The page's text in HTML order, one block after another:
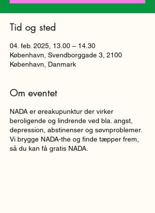
Tid og sted
04. feb. 2025, 13.00 – 14.30
København, Svendborggade 3, 2100
København, Danmark
Om eventet
NADA er øreakupunktur der virker
beroligende og lindrende ved bla. angst,
depression, abstinenser og søvnproblemer.
Vi brygge NADA-the og finde tæpper frem,
så du kan få gratis NADA.